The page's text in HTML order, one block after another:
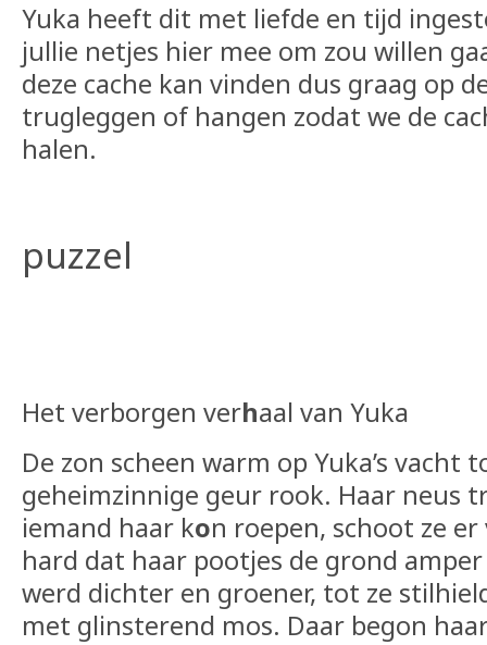
Yuka heeft dit met liefde en tijd
jullie netjes hier mee om zou willen
deze cache kan vinden dus graag op
trugleggen of hangen zodat we de
halen.
puzzel
Het verborgen ver​​​​haal van Yuka
De zon scheen warm op Yuka’s vacht
geheimzinnige geur rook. Haar neus
iemand haar kon roepen, schoot ze
hard dat haar pootjes de grond
werd dichter en groener, tot ze
met glinsterend mos. Daar begon